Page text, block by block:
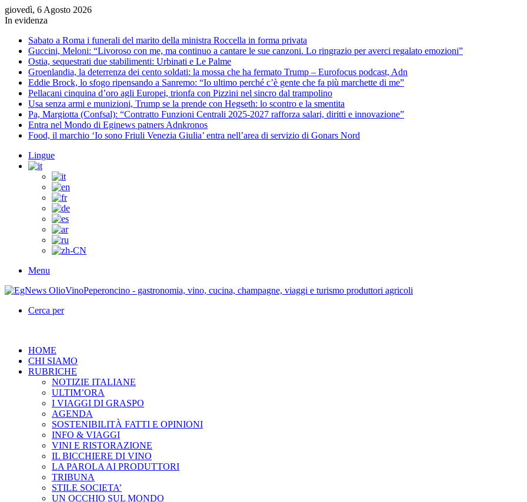
giovedì, 6 Agosto 2026
In evidenza
Sabato a Roma i funerali del marito della ministra Roccella in forma privata
Guccini, Meloni: “Livoroso con me, ma continuo a cantare le sue canzoni. Lo ringrazio per averci regalato emozioni”
Ostia, sequestrati due stabilimenti: Urbinati e Le Palme
Groenlandia, la deterrenza dei cento soldati: la mossa che ha fermato Trump – Eurofocus podcast, Adn
Eddie Brock, lo sfogo ripensando a Sanremo: “Io ultimo perché c’è gente che fa più marchette di me”
Pellacani cinquina d’oro agli Europei, trionfa con Pizzini nel sincro dal trampolino
Usa senza armi e munizioni, Trump se la prende con Hegseth: lo scontro e la smentita
Pa, Margiotta (Confsal): “Contratto Funzioni Centrali 2025-2027 rafforza salari, diritti e innovazione”
Entra nel Mondo di Eginews patners Adnkronos
Food, il marchio ‘Io sono Friuli Venezia Giulia’ entra nell’area di servizio di Gonars Nord
Lingue
Menu
Cerca per
HOME
CHI SIAMO
RUBRICHE
NOTIZIE ITALIANE
ULTIM’ORA
I VIAGGI DI GRASPO
AGENDA
SOSTENIBILITÀ FATTI E OPINIONI
INFO & VIAGGI
VINI E RISTORAZIONE
IL BICCHIERE DI VINO
LA PAROLA AI PRODUTTORI
TRIBUNA
STILE SOCIETA’
UN OCCHIO SUL MONDO